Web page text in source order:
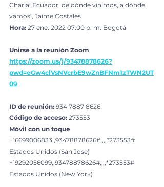
Charla: Ecuador, de dónde vinimos, a dónde
vamos", Jaime Costales
Hora: 27 ene. 2022 07:00 p. m. Bogotá
Unirse a la reunión Zoom
https://zoom.us/j/93478878626?
pwd=eGw4clVsNVcrbE9wZnBFNm1zTWN2UT
09
ID de reunión: 934 7887 8626
Código de acceso: 273553
Móvil con un toque
+16699006833,,93478878626#,,,,*273553#
Estados Unidos (San Jose)
+19292056099,,93478878626#,,,,*273553#
Estados Unidos (New York)